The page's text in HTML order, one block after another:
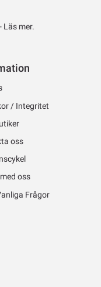
Läs mer.
/ Integritet
oss
oss
Frågor